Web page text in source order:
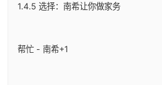
1.4.5 选择：南希让你做家务
帮忙 - 南希+1